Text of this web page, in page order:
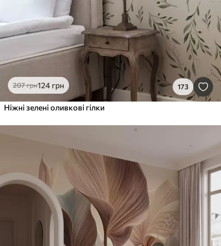
207грн124 грн 173
Ніжні зелені оливкові гілки